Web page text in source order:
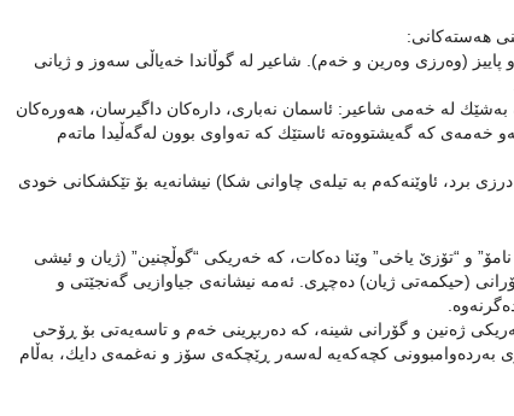
هه‌سته‌كانی:
پاییز (وه‌رزی وه‌رین و خه‌م). شاعیر له‌ گوڵاندا خه‌یاڵی سه‌وز و ژیانی
له‌ خه‌می شاعیر: ئاسمان نه‌باری، داره‌كان داگیرسان، هه‌وره‌كان
خه‌مه‌ی كه‌ گه‌یشتووەتە ئاستێك كه‌ ته‌واوی بوون له‌گه‌ڵیدا ماته‌م
برد، ئاوێنه‌كه‌م به‌ تیلەی چاوانی شكا) نیشانه‌یه‌ بۆ تێكشكانی خودی
و “تۆزێ یاخی” وێنا ده‌كات، كه‌ خه‌ریكی “گوڵچنین” (ژیان و ئیشی
(حیكمه‌تی ژیان) ده‌چڕی. ئه‌مه‌ نیشانه‌ی جیاوازیی گه‌نجێتی و
ژه‌نین و گۆرانی شینه‌، كه‌ ده‌ربڕینی خه‌م و تاسه‌یه‌تی بۆ ڕۆحی
به‌رده‌وامبوونی كچه‌كه‌یه‌ له‌سه‌ر ڕێچكه‌ی سۆز و نه‌غمەی دایك، به‌ڵام